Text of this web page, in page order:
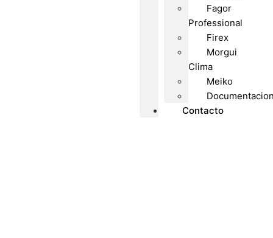
Fagor
Professional
Firex
Morgui
Clima
Meiko
Contacto